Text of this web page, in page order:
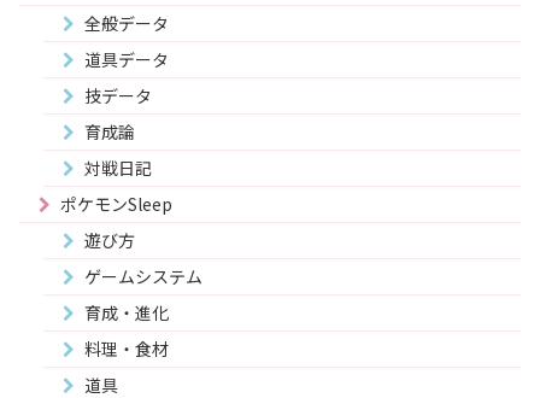
全般データ
道具データ
技データ
育成論
対戦日記
ポケモンSleep
遊び方
ゲームシステム
育成・進化
料理・食材
道具